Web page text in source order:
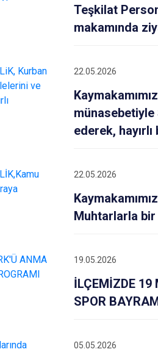
Teşkilat
makamında
22.05.2026
ederek,
22.05.2026
Muhtarlarla bir
19.05.2026
İLÇEMİZDE 19
SPOR
05.05.2026